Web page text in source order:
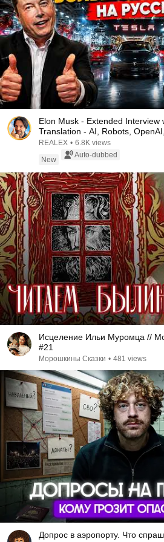
Elon Musk - Extended Interview
Translation - AI, Robots,
REALEX • 6.8K views
New
Auto-dubbed
Исцеление Ильи Муромца //
#21
Морошкины Сказки • 481 views
Допрос в аэропорту. Что